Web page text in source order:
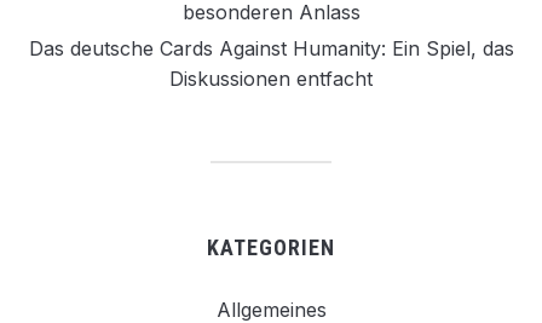
besonderen Anlass
Das deutsche Cards Against Humanity: Ein Spiel, das
Diskussionen entfacht
KATEGORIEN
Allgemeines